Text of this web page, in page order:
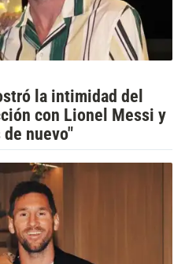
la intimidad del
con Lionel Messi y
nuevo"